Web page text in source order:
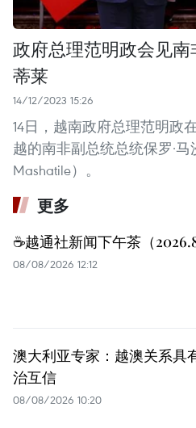
政府总理范明政会见南
蒂莱
14/12/2023 15:26
14日，越南政府总理范明政
越的南非副总统总统保罗·马
Mashatile）。
更多
☕️越通社新闻下午茶（
08/08/2026 12:12
澳大利亚专家：越澳关系具
治互信
08/08/2026 10:20